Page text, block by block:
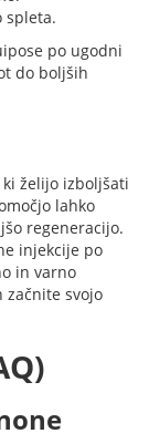
spleta.
po ugodni
do boljših
želijo izboljšati
lahko
regeneracijo.
injekcije po
in varno
začnite svojo